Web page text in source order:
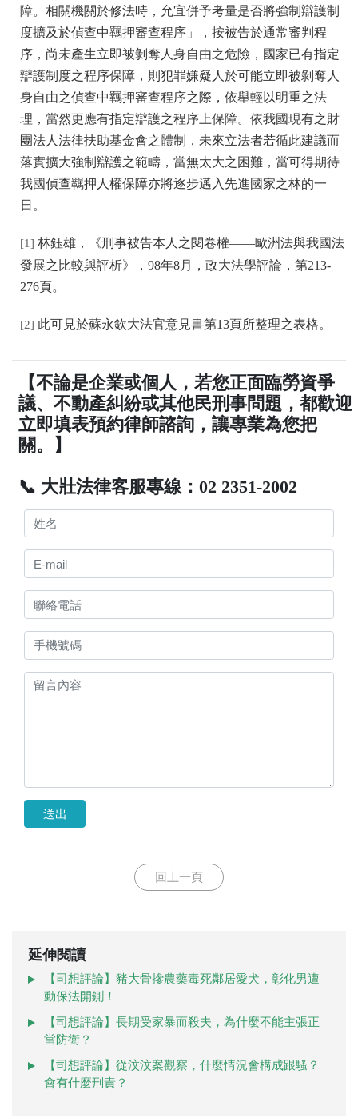
障。相關機關於修法時，允宜併予考量是否將強制辯護制
度擴及於偵查中羈押審查程序」，按被告於通常審判程
序，尚未產生立即被剝奪人身自由之危險，國家已有指定
辯護制度之程序保障，則犯罪嫌疑人於可能立即被剝奪人
身自由之偵查中羈押審查程序之際，依舉輕以明重之法
理，當然更應有指定辯護之程序上保障。依我國現有之財
團法人法律扶助基金會之體制，未來立法者若循此建議而
落實擴大強制辯護之範疇，當無太大之困難，當可得期待
我國偵查羈押人權保障亦將逐步邁入先進國家之林的一
日。
[1] 林鈺雄，《刑事被告本人之閱卷權——歐洲法與我國法
發展之比較與評析》，98年8月，政大法學評論，第213-
276頁。
[2] 此可見於蘇永欽大法官意見書第13頁所整理之表格。
【不論是企業或個人，若您正面臨勞資爭
議、不動產糾紛或其他民刑事問題，都歡迎
立即填表預約律師諮詢，讓專業為您把
關。】
📞 大壯法律客服專線：02 2351-2002
送出
回上一頁
延伸閱讀
【司想評論】豬大骨摻農藥毒死鄰居愛犬，彰化男遭
動保法開鍘！
【司想評論】長期受家暴而殺夫，為什麼不能主張正
當防衛？
【司想評論】從汶汶案觀察，什麼情況會構成跟騷？
會有什麼刑責？